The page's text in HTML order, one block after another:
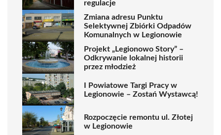
regulacje
Zmiana adresu Punktu
Selektywnej Zbiórki Odpadów
Komunalnych w Legionowie
Projekt „Legionowo Story” –
Odkrywanie lokalnej historii
przez młodzież
I Powiatowe Targi Pracy w
Legionowie – Zostań Wystawcą!
Rozpoczęcie remontu ul. Złotej
w Legionowie